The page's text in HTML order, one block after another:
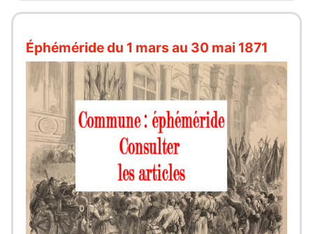
Éphéméride du 1 mars au 30 mai 1871